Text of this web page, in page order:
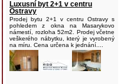
Luxusní byt 2+1 v centru
Ostravy
Prodej bytu 2+1 v centru Ostravy s
pohledem z okna na Masarykovo
námestí, rozloha 52m2. Prodej včetne
veškerého nábytku, který je vyrobený
na míru. Cena určena k jednání....